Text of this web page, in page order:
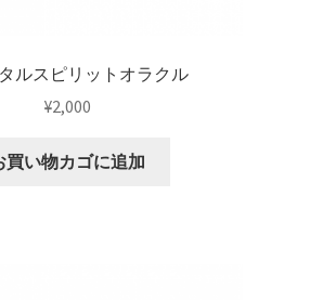
ルスピリットオラクル
¥2,000
買い物カゴに追加